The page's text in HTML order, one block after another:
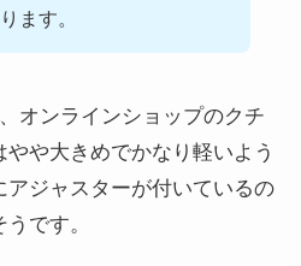
ます。
オンラインショップのクチ
や大きめでかなり軽いよう
アジャスターが付いているの
です。